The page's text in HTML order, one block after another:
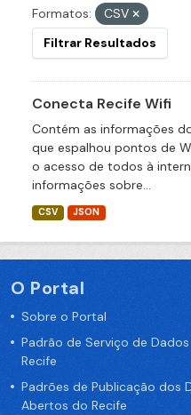
Formatos:
CSV
Filtrar Resultados
Conecta Recife Wifi
Contém as informações
que espalhou pontos de
o acesso de todos à
informações sobre...
CSV JSON
O Portal
Sobre o Portal
Padrão de Serviço de
Recife
Padrões de Publicação dos
Abertos do Recife